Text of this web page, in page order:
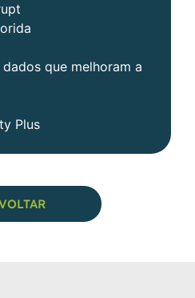
que melhoram a
Plus